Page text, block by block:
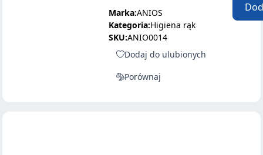
Marka:ANIOS
Kategoria:Higiena rąk
SKU:ANIO0014
Dodaj do ulubionych
Porównaj